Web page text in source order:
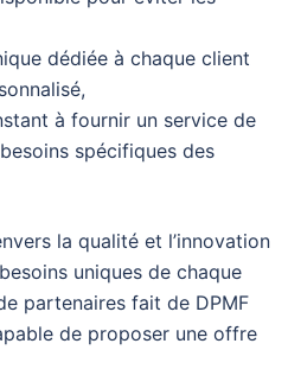
dédiée à chaque client
à fournir un service de
spécifiques des
la qualité et l’innovation
uniques de chaque
partenaires fait de DPMF
de proposer une offre